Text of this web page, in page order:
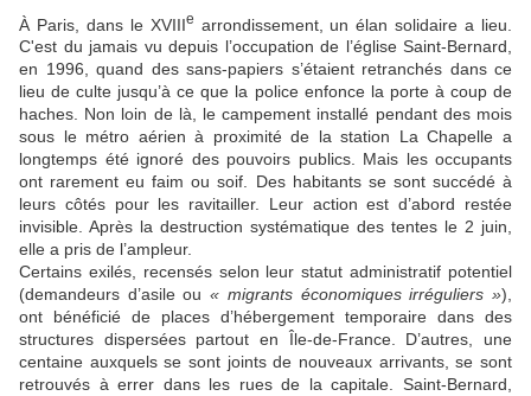
À Paris, dans le XVIIIe arrondissement, un élan solidaire a lieu.
C'est du jamais vu depuis l’occupation de l’église Saint-Bernard,
en 1996, quand des sans-papiers s’étaient retranchés dans ce
lieu de culte jusqu’à ce que la police enfonce la porte à coup de
haches. Non loin de là, le campement installé pendant des mois
sous le métro aérien à proximité de la station La Chapelle a
longtemps été ignoré des pouvoirs publics. Mais les occupants
ont rarement eu faim ou soif. Des habitants se sont succédé à
leurs côtés pour les ravitailler. Leur action est d’abord restée
invisible. Après la destruction systématique des tentes le 2 juin,
elle a pris de l’ampleur.
Certains exilés, recensés selon leur statut administratif potentiel
(demandeurs d’asile ou« migrants économiques irréguliers »),
ont bénéficié de places d’hébergement temporaire dans des
structures dispersées partout en Île-de-France. D’autres, une
centaine auxquels se sont joints de nouveaux arrivants, se sont
retrouvés à errer dans les rues de la capitale. Saint-Bernard,